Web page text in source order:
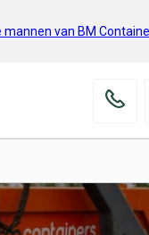
van BM